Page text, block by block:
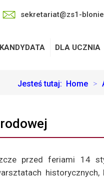
sekretariat@zs1-
DLA UCZNIA
Jesteś tutaj: Home >
przed feriami 14
historycznych,